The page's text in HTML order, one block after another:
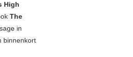
High
The
in
binnenkort